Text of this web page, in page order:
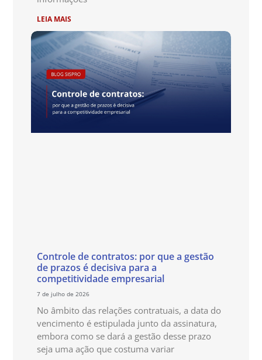
LEIA MAIS
Controle de contratos: por que a gestão
de prazos é decisiva para a
competitividade empresarial
7 de julho de 2026
No âmbito das relações contratuais, a data do
vencimento é estipulada junto da assinatura,
embora como se dará a gestão desse prazo
seja uma ação que costuma variar